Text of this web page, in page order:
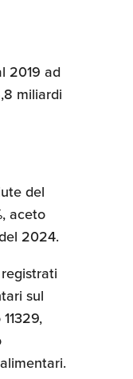
2019 ad
miliardi
del
aceto
2024.
sul